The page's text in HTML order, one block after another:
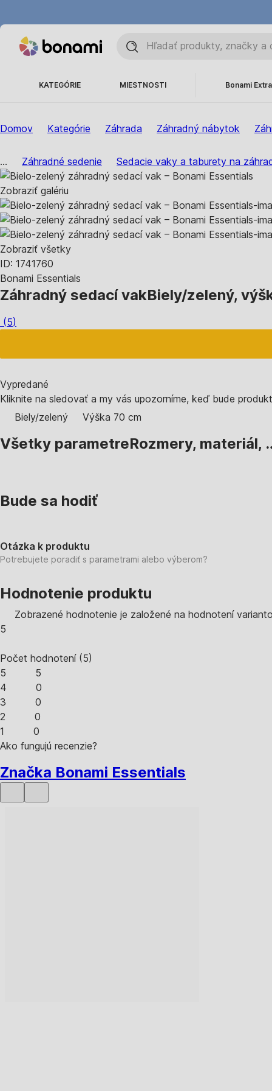
KATEGÓRIE MIESTNOSTI Bonami Extra
Domov Kategórie Záhrada Záhradný nábytok
... Záhradné sedenie Sedacie vaky a taburety na
Zobraziť galériu
Zobraziť všetky
ID: 1741760
Bonami Essentials
Záhradný sedací vakBiely/zelený,
(5)
Vypredané
Kliknite na sledovať a my vás upozorníme, keď bude
Biely/zelený
Výška 70 cm
Všetky parametreRozmery, materiál,
Bude sa hodiť
Otázka k produktu
Potrebujete poradiť s parametrami alebo výberom?
Hodnotenie produktu
Zobrazené hodnotenie je založené na hodnotení
5
Počet hodnotení(5)
5
5
4
0
3
0
2
0
1
0
Ako fungujú recenzie?
Značka Bonami Essentials